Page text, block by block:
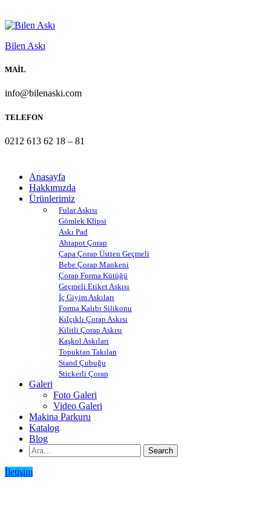
Bilen Askı
MAİL
info@bilenaski.com
TELEFON
0212 613 62 18 – 81
Anasayfa
Hakkımızda
Ürünlerimiz
Fular Askısı
Gömlek Klipsi
Askı Pad
Ahtapot Çorap
Çapa Çorap Üstten Geçmeli
Bebe Çorap Mankeni
Çorap Forma Kütüğü
Geçmeli Etiket Askısı
İç Giyim Askıları
Forma Kalıbı Silikonu
Kılçıklı Çorap Askısı
Kilitli Çorap Askısı
Kaşkol Askıları
Topuktan Takılan
Stand Çubuğu
Stickerli Çorap
Galeri
Foto Galeri
Video Galeri
Makina Parkuru
Katalog
Blog
İletişim